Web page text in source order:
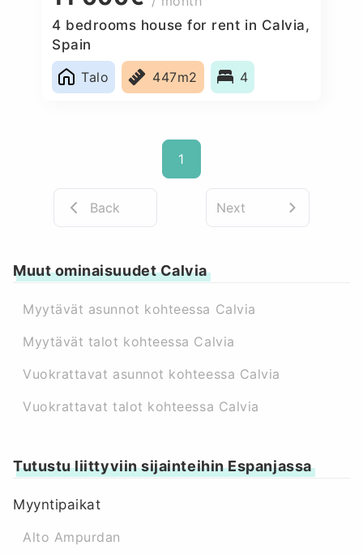
4 bedrooms house for rent in Calvia,
Spain
Talo
447m2 4
1
Back Next
Muut ominaisuudet Calvia
Myytävät asunnot kohteessa Calvia
Myytävät talot kohteessa Calvia
Vuokrattavat asunnot kohteessa Calvia
Vuokrattavat talot kohteessa Calvia
Tutustu liittyviin sijainteihin Espanjassa
Myyntipaikat
Alto Ampurdan